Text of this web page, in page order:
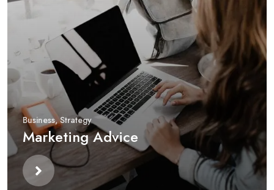
Business,Strategy
Marketing Advice